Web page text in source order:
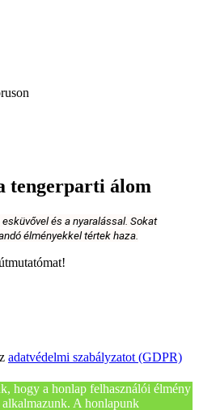
tengerparti álom
és a nyaralással. Sokat
élményekkel tértek haza.
adatvédelmi szabályzatot (GDPR)
hogy a honlap felhasználói élmény
A honlapunk